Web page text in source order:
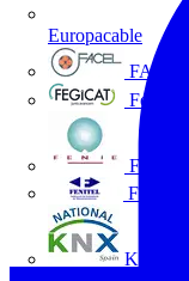
Europacable
FACEL
Fegicat
FENIE
KNX